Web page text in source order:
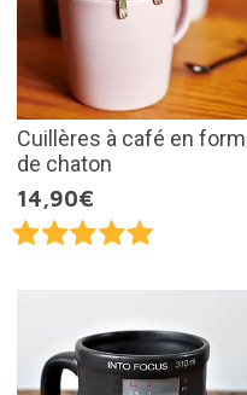
Cuillères à café en
de chaton
14,90€